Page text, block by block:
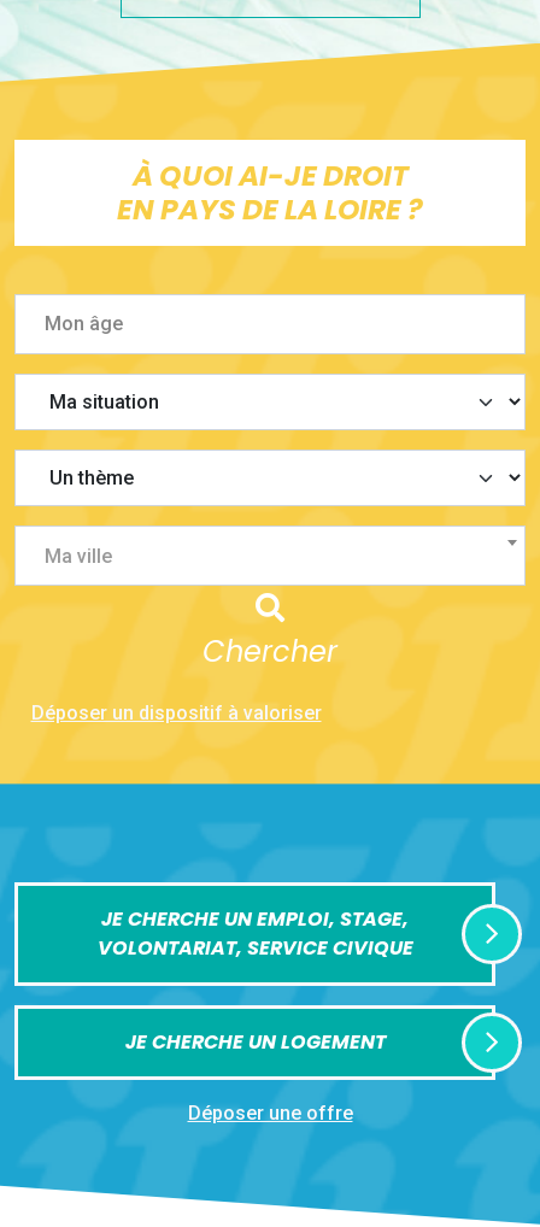
À QUOI AI-JE DROIT
EN PAYS DE LA LOIRE ?
Ma ville
Chercher
Déposer un dispositif à valoriser
JE CHERCHE UN EMPLOI, STAGE,
VOLONTARIAT, SERVICE CIVIQUE
JE CHERCHE UN LOGEMENT
Déposer une offre